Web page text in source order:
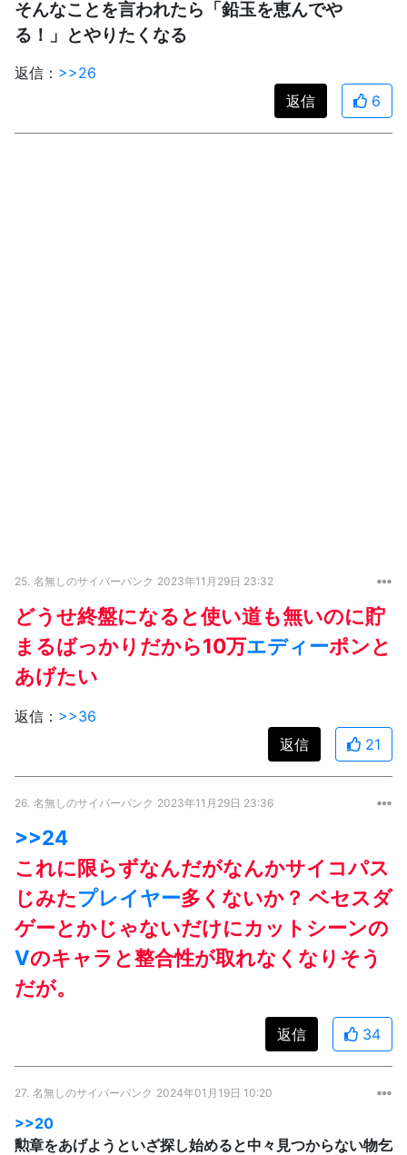
そんなことを言われたら「鉛玉を恵んでや
る！」とやりたくなる
返信： >>26
返信
6
25. 名無しのサイバーパンク 2023年11月29日 23:32
どうせ終盤になると使い道も無いのに貯
まるばっかりだから10万エディーポンと
あげたい
返信： >>36
返信
21
26. 名無しのサイバーパンク 2023年11月29日 23:36
>>24
これに限らずなんだがなんかサイコパス
じみたプレイヤー多くないか？ ベセスダ
ゲーとかじゃないだけにカットシーンの
Vのキャラと整合性が取れなくなりそう
だが。
返信 34
27. 名無しのサイバーパンク 2024年01月19日 10:20
>>20
勲章をあげようといざ探し始めると中々見つからない物乞